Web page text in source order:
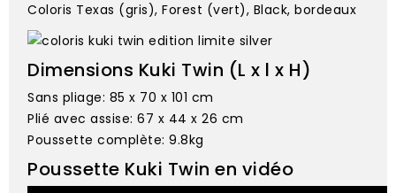
Coloris Texas (gris), Forest (vert), Black, bordeaux
Dimensions Kuki Twin (L x l x H)
Sans pliage: 85 x 70 x 101 cm
Plié avec assise: 67 x 44 x 26 cm
Poussette complète: 9.8kg
Poussette Kuki Twin en vidéo